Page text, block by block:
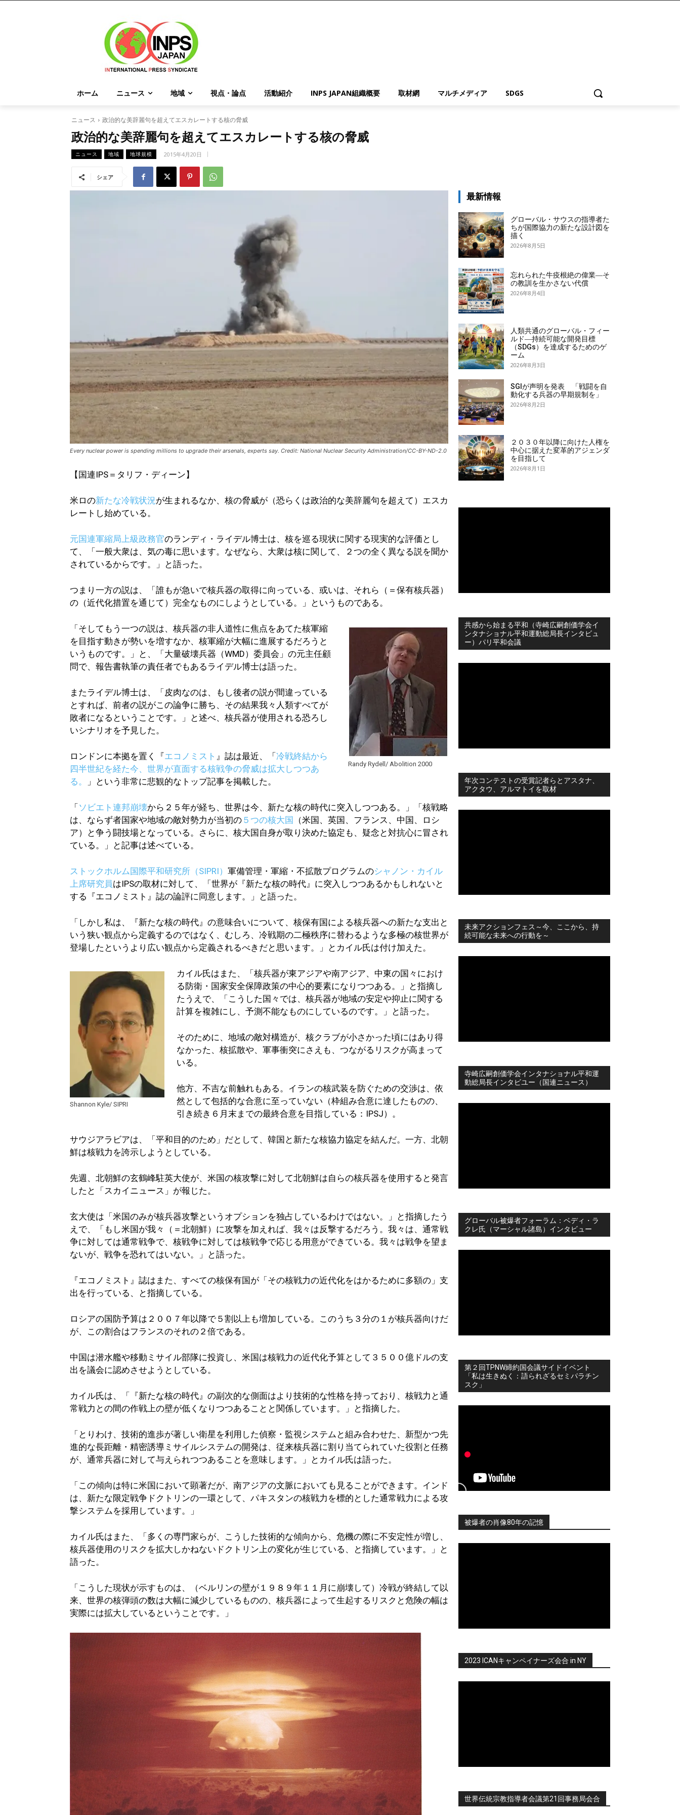
ホーム ニュース 地域 視点・論点 活動紹介 INPS JAPAN組織概要 取材網 マルチメディア SDGS
ニュース 政治的な美辞麗句を超えてエスカレートする核の脅威
政治的な美辞麗句を超えてエスカレートする核の脅威
ニュース 地域 地球規模 2015年4月20日
シェア
Every nuclear power is spending millions to upgrade their arsenals, experts say. Credit: National Nuclear Security Administration/CC-BY-ND-2.0
【国連IPS＝タリフ・ディーン】
米ロの新たな冷戦状況が生まれるなか、核の脅威が（恐らくは政治的な美辞麗句を超えて）エスカ
レートし始めている。
元国連軍縮局上級政務官のランディ・ライデル博士は、核を巡る現状に関する現実的な評価とし
て、「一般大衆は、気の毒に思います。なぜなら、大衆は核に関して、２つの全く異なる説を聞か
されているからです。」と語った。
つまり一方の説は、「誰もが急いで核兵器の取得に向っている、或いは、それら（＝保有核兵器）
の（近代化措置を通じて）完全なものにしようとしている。」というものである。
Randy Rydell/ Abolition 2000
「そしてもう一つの説は、核兵器の非人道性に焦点をあてた核軍縮
を目指す動きが勢いを増すなか、核軍縮が大幅に進展するだろうと
いうものです。」と、「大量破壊兵器（WMD）委員会」の元主任顧
問で、報告書執筆の責任者でもあるライデル博士は語った。
またライデル博士は、「皮肉なのは、もし後者の説が間違っている
とすれば、前者の説がこの論争に勝ち、その結果我々人類すべてが
敗者になるということです。」と述べ、核兵器が使用される恐ろし
いシナリオを予見した。
ロンドンに本拠を置く『エコノミスト 』誌は最近、「冷戦終結から
四半世紀を経た今、世界が直面する核戦争の脅威は拡大しつつあ
る。
」という非常に悲観的なトップ記事を掲載した。
「ソビエト連邦崩壊から２５年が経ち、世界は今、新たな核の時代に突入しつつある。」「核戦略
は、ならず者国家や地域の敵対勢力が当初の ５つの核大国 （米国、英国、フランス、中国、ロシ
ア）と争う闘技場となっている。さらに、核大国自身が取り決めた協定も、疑念と対抗心に冒され
ている。」と記事は述べている。
ストックホルム国際平和研究所（SIPRI） 軍備管理・軍縮・不拡散プログラムのシャノン・カイル
上席研究員はIPSの取材に対して、「世界が『新たな核の時代』に突入しつつあるかもしれないと
する『エコノミスト』誌の論評に同意します。」と語った。
「しかし私は、『新たな核の時代』の意味合いについて、核保有国による核兵器への新たな支出と
いう狭い観点から定義するのではなく、むしろ、冷戦期の二極秩序に替わるような多極の核世界が
登場したというより広い観点から定義されるべきだと思います。」とカイル氏は付け加えた。
Shannon Kyle/ SIPRI
カイル氏はまた、「核兵器が東アジアや南アジア、中東の国々におけ
る防衛・国家安全保障政策の中心的要素になりつつある。」と指摘し
たうえで、「こうした国々では、核兵器が地域の安定や抑止に関する
計算を複雑にし、予測不能なものにしているのです。」と語った。
そのために、地域の敵対構造が、核クラブが小さかった頃にはあり得
なかった、核拡散や、軍事衝突にさえも、つながるリスクが高まって
いる。
他方、不吉な前触れもある。イランの核武装を防ぐための交渉は、依
然として包括的な合意に至っていない（枠組み合意に達したものの、
引き続き６月末までの最終合意を目指している：IPSJ）。
サウジアラビアは、「平和目的のため」だとして、韓国と新たな核協力協定を結んだ。一方、北朝
鮮は核戦力を誇示しようとしている。
先週、北朝鮮の玄鶴峰駐英大使が、米国の核攻撃に対して北朝鮮は自らの核兵器を使用すると発言
したと「スカイニュース」が報じた。
玄大使は「米国のみが核兵器攻撃というオプションを独占しているわけではない。」と指摘したう
えで、「もし米国が我々（＝北朝鮮）に攻撃を加えれば、我々は反撃するだろう。我々は、通常戦
争に対しては通常戦争で、核戦争に対しては核戦争で応じる用意ができている。我々は戦争を望ま
ないが、戦争を恐れてはいない。」と語った。
『エコノミスト』誌はまた、すべての核保有国が「その核戦力の近代化をはかるために多額の」支
出を行っている、と指摘している。
ロシアの国防予算は２００７年以降で５割以上も増加している。このうち３分の１が核兵器向けだ
が、この割合はフランスのそれの２倍である。
中国は潜水艦や移動ミサイル部隊に投資し、米国は核戦力の近代化予算として３５００億ドルの支
出を議会に認めさせようとしている。
カイル氏は、「『新たな核の時代』の副次的な側面はより技術的な性格を持っており、核戦力と通
常戦力との間の作戦上の壁が低くなりつつあることと関係しています。」と指摘した。
「とりわけ、技術的進歩が著しい衛星を利用した偵察・監視システムと組み合わせた、新型かつ先
進的な長距離・精密誘導ミサイルシステムの開発は、従来核兵器に割り当てられていた役割と任務
が、通常兵器に対して与えられつつあることを意味します。」とカイル氏は語った。
「この傾向は特に米国において顕著だが、南アジアの文脈においても見ることができます。インド
は、新たな限定戦争ドクトリンの一環として、パキスタンの核戦力を標的とした通常戦力による攻
撃システムを採用しています。」
カイル氏はまた、「多くの専門家らが、こうした技術的な傾向から、危機の際に不安定性が増し、
核兵器使用のリスクを拡大しかねないドクトリン上の変化が生じている、と指摘しています。」と
語った。
「こうした現状が示すものは、（ベルリンの壁が１９８９年１１月に崩壊して）冷戦が終結して以
来、世界の核弾頭の数は大幅に減少しているものの、核兵器によって生起するリスクと危険の幅は
実際には拡大しているということです。」
最新情報
グローバル・サウスの指導者た
ちが国際協力の新たな設計図を
描く
2026年8月5日
忘れられた牛疫根絶の偉業―そ
の教訓を生かさない代償
2026年8月4日
人類共通のグローバル・フィー
ルド―持続可能な開発目標
（SDGs）を達成するためのゲ
ーム
2026年8月3日
SGIが声明を発表 「戦闘を自
動化する兵器の早期規制を」
2026年8月2日
２０３０年以降に向けた人権を
中心に据えた変革的アジェンダ
を目指して
2026年8月1日
共感から始まる平和（寺崎広嗣創価学会イ
ンタナショナル平和運動総局長インタビュ
ー）パリ平和会議
年次コンテストの受賞記者らとアスタナ、
アクタウ、アルマトイを取材
未来アクションフェス～今、ここから、持
続可能な未来への行動を～
寺崎広嗣創価学会インタナショナル平和運
動総局長インタビユー（国連ニュース）
グローバル被爆者フォーラム：ベディ・ラ
クレ氏（マーシャル諸島）インタビュー
第２回TPNW締約国会議サイドイベント
「私は生きぬく：語られざるセミパラチン
スク」
被爆者の肖像80年の記憶
2023 ICANキャンペイナーズ会合 in NY
世界伝統宗教指導者会議第21回事務局会合